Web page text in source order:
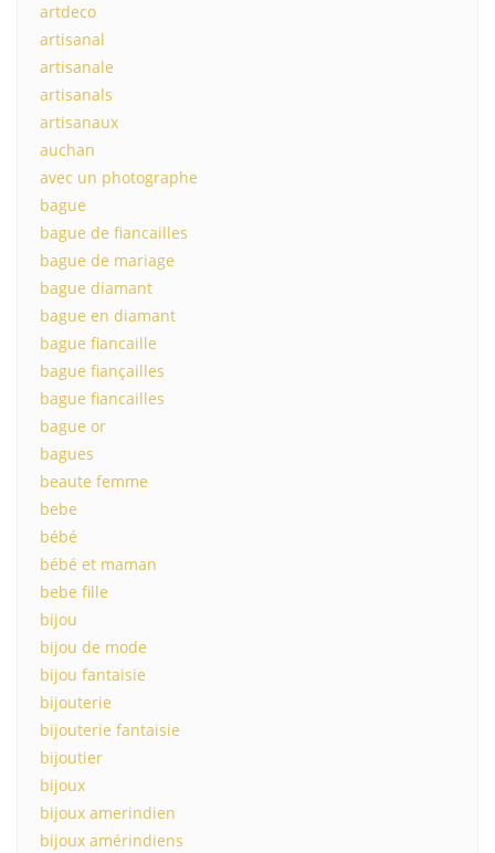
artdeco
artisanal
artisanale
artisanals
artisanaux
auchan
avec un photographe
bague
bague de fiancailles
bague de mariage
bague diamant
bague en diamant
bague fiancaille
bague fiançailles
bague fiancailles
bague or
bagues
beaute femme
bebe
bébé
bébé et maman
bebe fille
bijou
bijou de mode
bijou fantaisie
bijouterie
bijouterie fantaisie
bijoutier
bijoux
bijoux amerindien
bijoux amérindiens